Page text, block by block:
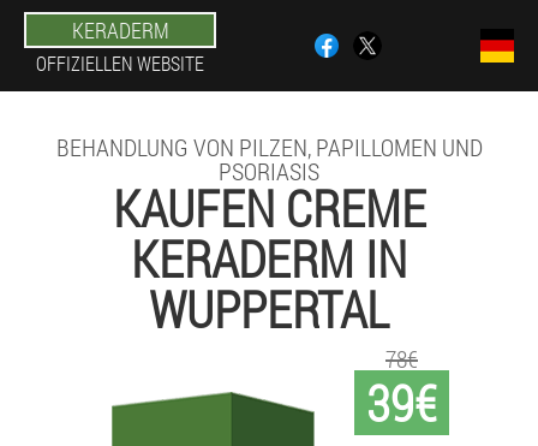
KERADERM
OFFIZIELLEN WEBSITE
BEHANDLUNG VON PILZEN, PAPILLOMEN UND
PSORIASIS
KAUFEN CREME
KERADERM IN
WUPPERTAL
39€
78€